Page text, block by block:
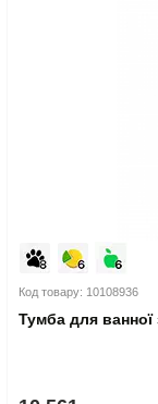
Код товару: 10108936
Тумба для